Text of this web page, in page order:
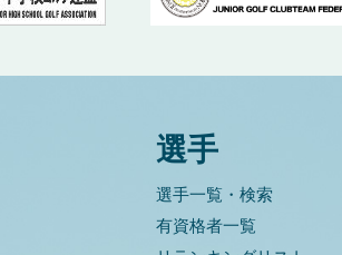
選手
選手一覧・検索
有資格者一覧